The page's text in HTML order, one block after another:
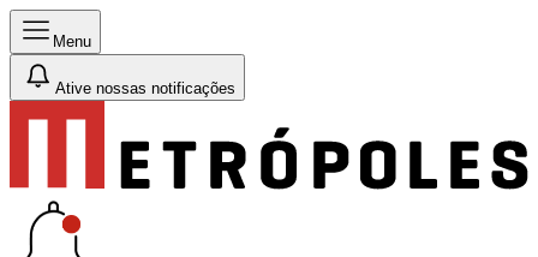
Menu
Ative nossas notificações